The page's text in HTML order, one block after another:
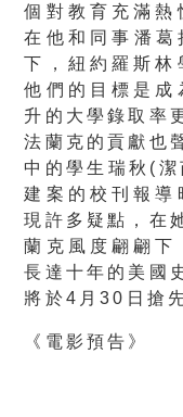
個對教育充滿熱
在他和同事潘
下，紐約羅斯林
他們的目標是
升的大學錄取率
法蘭克的貢獻也
中的學生瑞秋(潔
建案的校刊報導
現許多疑點， 在
蘭克風度翩翩下
長達十年的美國
將於4 月30日搶
《電影預告》